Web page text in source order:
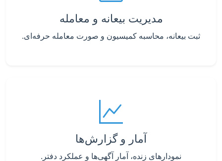
مدیریت بیعانه و معامله
ثبت بیعانه، محاسبه کمیسیون و صورت معامله حرفه‌ای.
آمار و گزارش‌ها
نمودارهای زنده، آمار آگهی‌ها و عملکرد دفتر.